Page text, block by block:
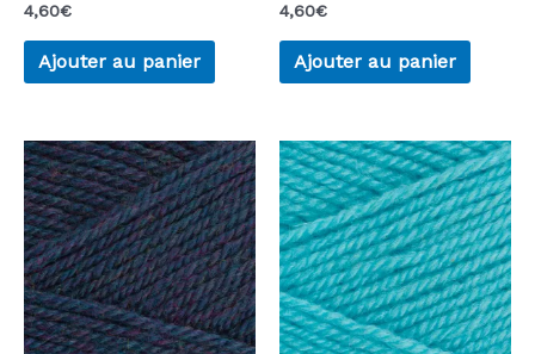
4,60€
Ajouter au panier
4,60€
Ajouter au panier